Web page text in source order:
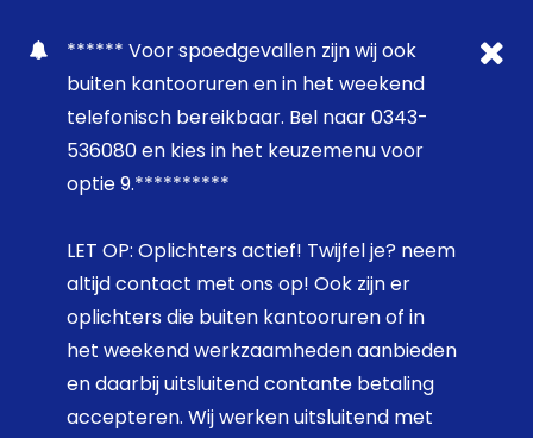
****** Voor spoedgevallen zijn wij ook
buiten kantooruren en in het weekend
telefonisch bereikbaar. Bel naar 0343-
536080 en kies in het keuzemenu voor
optie 9.**********
LET OP: Oplichters actief! Twijfel je? neem
altijd contact met ons op! Ook zijn er
oplichters die buiten kantooruren of in
het weekend werkzaamheden aanbieden
en daarbij uitsluitend contante betaling
accepteren. Wij werken uitsluitend met